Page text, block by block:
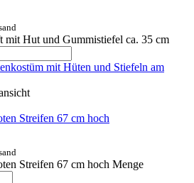
mit Hut und Gummistiefel ca. 35 cm
Streifen 67 cm hoch
Streifen 67 cm hoch Menge